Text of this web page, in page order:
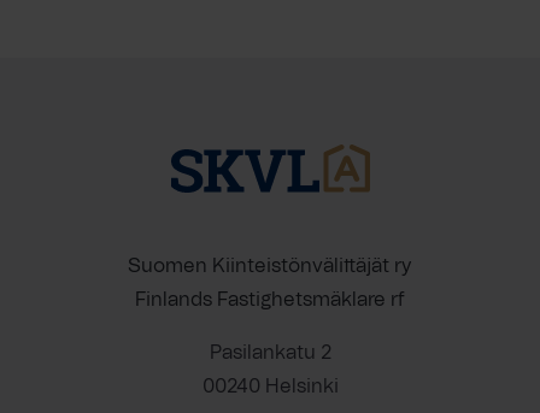
Suomen Kiinteistönvälittäjät ry
Finlands Fastighetsmäklare rf
Pasilankatu 2
00240 Helsinki